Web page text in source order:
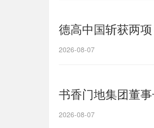
德高中国斩获两
2026-08-07
书香门地集团董
2026-08-07